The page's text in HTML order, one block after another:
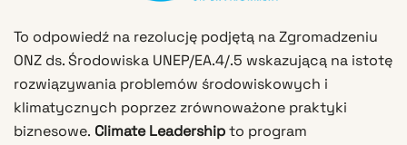
To odpowiedź na rezolucję podjętą na Zgromadzeniu
ONZ ds. Środowiska UNEP/EA.4/.5 wskazującą na istotę
rozwiązywania problemów środowiskowych i
klimatycznych poprzez zrównoważone praktyki
biznesowe. Climate Leadershipto program